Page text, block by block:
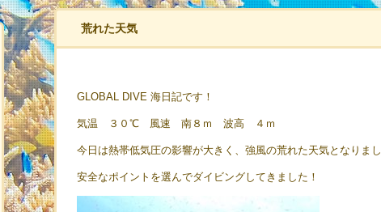
荒れた天気
GLOBAL DIVE 海日記です！
気温 ３０℃ 風速 南８ｍ 波高 ４ｍ
今日は熱帯低気圧の影響が大きく、強風の荒れた天気となりま
安全なポイントを選んでダイビングしてきました！